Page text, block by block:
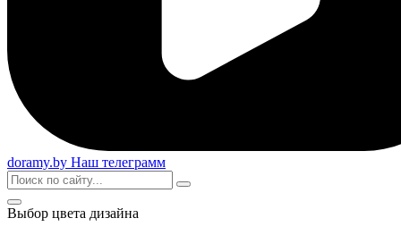
doramy.by Наш телеграмм
Выбор цвета дизайна